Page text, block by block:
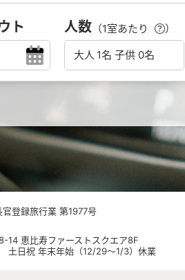
ト 人数 （1室あたり ）
登録旅行業 第1977号
14 恵比寿ファーストスクエア8F
日祝 年末年始（12/29～1/3）休業